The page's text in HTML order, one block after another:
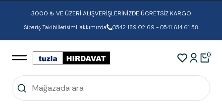
3000 ₺ VE ÜZERİ ALIŞVERİŞLERİNİZDE ÜCRETSİZ KARGO
Sipariş TakibiİletisimHakkımızda 0542 189 02 69 - 0541 614 61 58
0